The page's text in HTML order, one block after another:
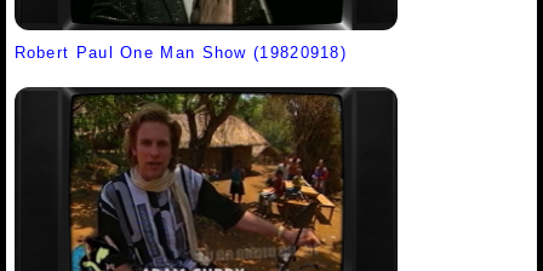
Robert Paul One Man Show (19820918)